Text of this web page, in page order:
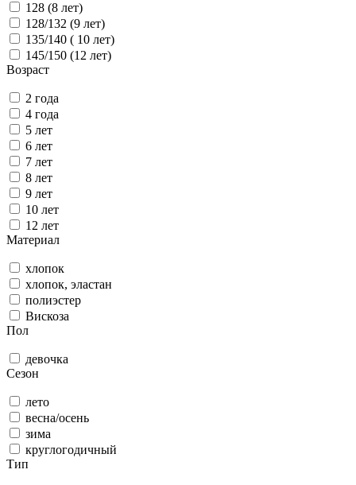
128 (8 лет)
128/132 (9 лет)
135/140 ( 10 лет)
145/150 (12 лет)
Возраст
2 года
4 года
5 лет
6 лет
7 лет
8 лет
9 лет
10 лет
12 лет
Материал
хлопок
хлопок, эластан
полиэстер
Вискоза
Пол
девочка
Сезон
лето
весна/осень
зима
круглогодичный
Тип